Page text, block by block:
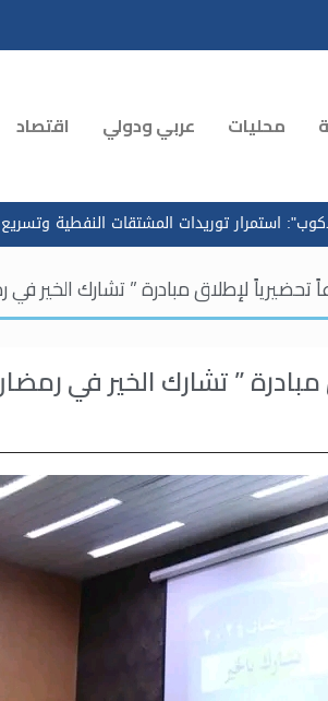
محليات عربي ودولي اقتصاد
المشتقات النفطية وتسريع التوزيع لمعالجة
لإطلاق مبادرة ” تشارك الخير في
” تشارك الخير في